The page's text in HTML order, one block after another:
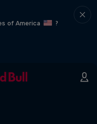
of America
?